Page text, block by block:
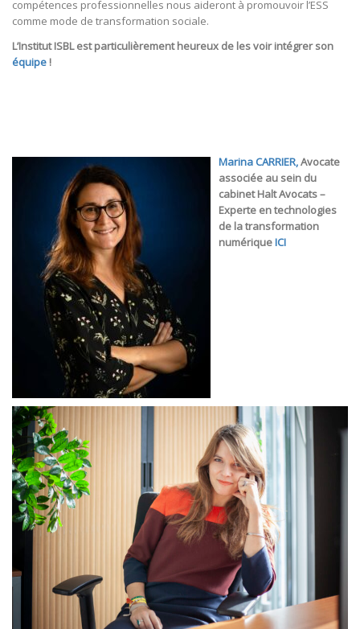
compétences professionnelles nous aideront à promouvoir l’ESS
comme mode de transformation sociale.
L’Institut ISBL est particulièrement heureux de les voir intégrer son
équipe !
Marina CARRIER,Avocate
associée au sein du
cabinet Halt Avocats –
Experte en technologies
de la transformation
numériqueICI